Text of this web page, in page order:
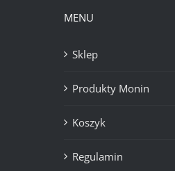
MENU
Sklep
Produkty Monin
Koszyk
Regulamin